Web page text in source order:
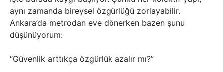
aynı zamanda bireysel özgürlüğü zorlayabilir.
Ankara’da metrodan eve dönerken bazen şunu
düşünüyorum:
“Güvenlik arttıkça özgürlük azalır mı?”